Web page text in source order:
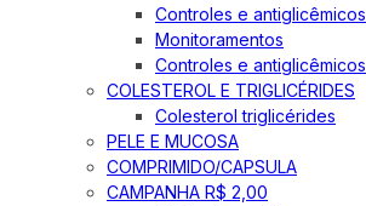
Controles e antiglicêmicos
Monitoramentos
Controles e antiglicêmicos
COLESTEROL E TRIGLICÉRIDES
Colesterol triglicérides
PELE E MUCOSA
COMPRIMIDO/CAPSULA
CAMPANHA R$ 2,00